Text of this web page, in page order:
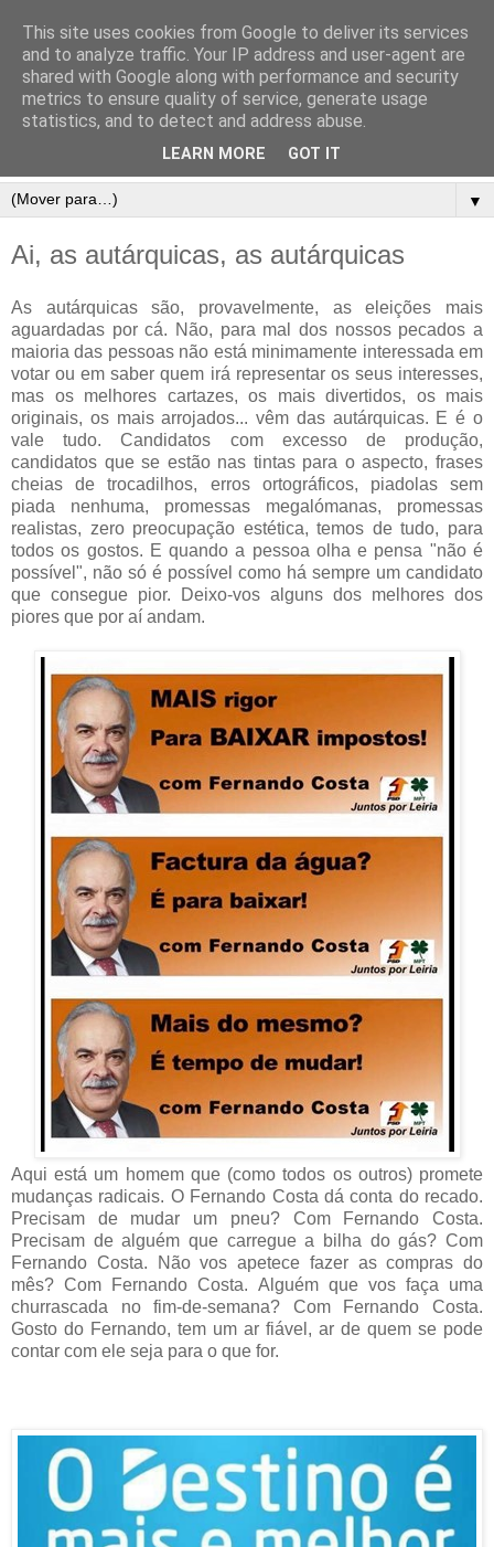
▼
Ai, as autárquicas, as autárquicas
As autárquicas são, provavelmente, as eleições mais
aguardadas por cá. Não, para mal dos nossos pecados a
maioria das pessoas não está minimamente interessada em
votar ou em saber quem irá representar os seus interesses,
mas os melhores cartazes, os mais divertidos, os mais
originais, os mais arrojados... vêm das autárquicas. E é o
vale tudo. Candidatos com excesso de produção,
candidatos que se estão nas tintas para o aspecto, frases
cheias de trocadilhos, erros ortográficos, piadolas sem
piada nenhuma, promessas megalómanas, promessas
realistas, zero preocupação estética, temos de tudo, para
todos os gostos. E quando a pessoa olha e pensa "não é
possível", não só é possível como há sempre um candidato
que consegue pior. Deixo-vos alguns dos melhores dos
piores que por aí andam.
Aqui está um homem que (como todos os outros) promete
mudanças radicais. O Fernando Costa dá conta do recado.
Precisam de mudar um pneu? Com Fernando Costa.
Precisam de alguém que carregue a bilha do gás? Com
Fernando Costa. Não vos apetece fazer as compras do
mês? Com Fernando Costa. Alguém que vos faça uma
churrascada no fim-de-semana? Com Fernando Costa.
Gosto do Fernando, tem um ar fiável, ar de quem se pode
contar com ele seja para o que for.
This site uses cookies from Google to deliver its services
and to analyze traffic. Your IP address and user-agent are
shared with Google along with performance and security
metrics to ensure quality of service, generate usage
statistics, and to detect and address abuse.
LEARN MORE GOT IT